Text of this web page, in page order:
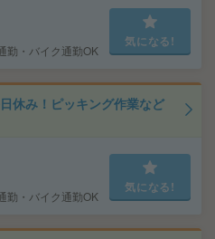
・バイク通勤OK
気になる!
休み！ピッキング作業など
・バイク通勤OK
気になる!